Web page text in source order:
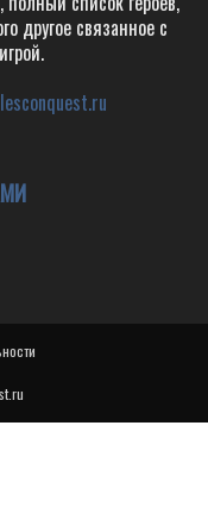
другое связанное с